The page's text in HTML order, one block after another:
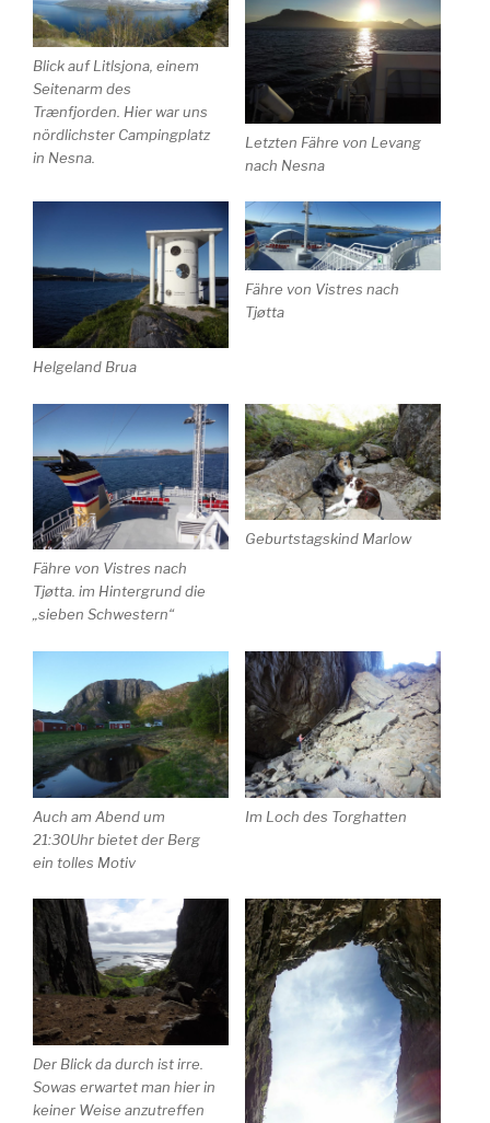
Blick auf Litlsjona, einem
Seitenarm des
Trænfjorden. Hier war uns
nördlichster Campingplatz
in Nesna.
Letzten Fähre von Levang
nach Nesna
Helgeland Brua
Fähre von Vistres nach
Tjøtta
Fähre von Vistres nach
Tjøtta. im Hintergrund die
„sieben Schwestern“
Geburtstagskind Marlow
Auch am Abend um
21:30Uhr bietet der Berg
ein tolles Motiv
Im Loch des Torghatten
Der Blick da durch ist irre.
Sowas erwartet man hier in
keiner Weise anzutreffen